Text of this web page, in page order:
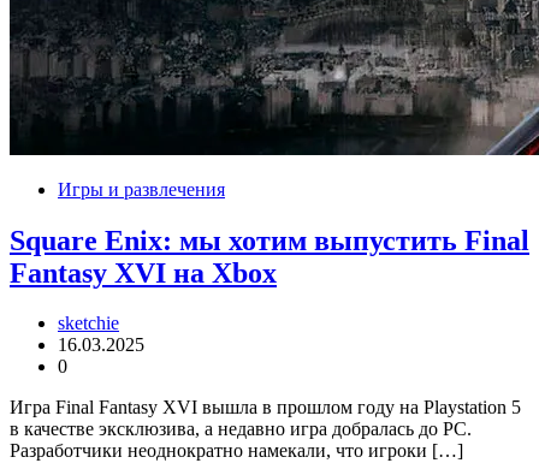
Игры и развлечения
Square Enix: мы хотим выпустить Final
Fantasy XVI на Xbox
sketchie
16.03.2025
0
Игра Final Fantasy XVI вышла в прошлом году на Playstation 5
в качестве эксклюзива, а недавно игра добралась до PC.
Разработчики неоднократно намекали, что игроки […]